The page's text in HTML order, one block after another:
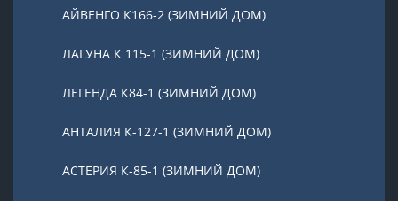
АЙВЕНГО К166-2 (ЗИМНИЙ ДОМ)
ЛАГУНА К 115-1 (ЗИМНИЙ ДОМ)
ЛЕГЕНДА К84-1 (ЗИМНИЙ ДОМ)
АНТАЛИЯ К-127-1 (ЗИМНИЙ ДОМ)
АСТЕРИЯ К-85-1 (ЗИМНИЙ ДОМ)